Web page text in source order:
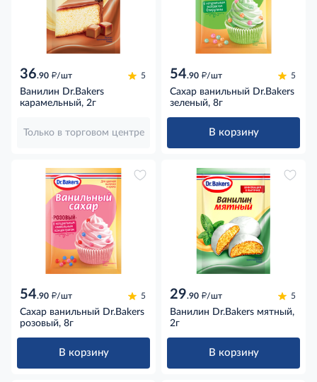
36.90 д/шт 5
Ванилин Dr.Bakers
карамельный, 2г
Только в торговом центре
54.90 д/шт 5
Сахар ванильный Dr.Bakers
зеленый, 8г
В корзину
54.90 д/шт 5
Сахар ванильный Dr.Bakers
розовый, 8г
В корзину
29.90 д/шт 5
Ванилин Dr.Bakers мятный,
2г
В корзину